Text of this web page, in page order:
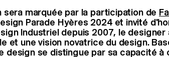
marquée par la participation de
Parade Hyères 2024 et invité
Industriel depuis 2007, le
et une vision novatrice du design.
design se distingue par sa capacité à